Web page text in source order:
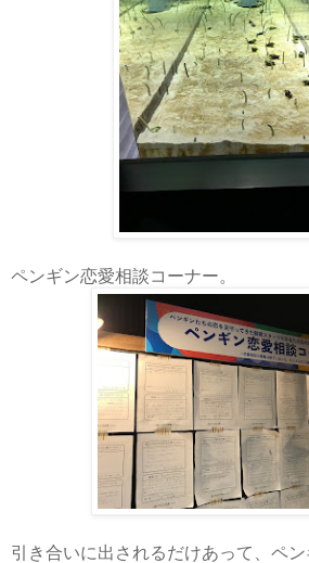
ペンギン恋愛相談コーナー。
引き合いに出されるだけあって、ペ